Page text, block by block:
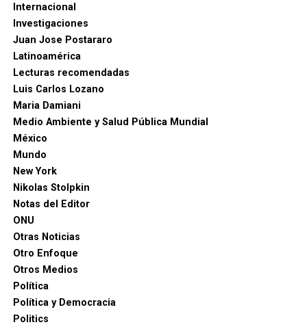
Internacional
Investigaciones
Juan Jose Postararo
Latinoamérica
Lecturas recomendadas
Luis Carlos Lozano
Maria Damiani
Medio Ambiente y Salud Pública Mundial
México
Mundo
New York
Nikolas Stolpkin
Notas del Editor
ONU
Otras Noticias
Otro Enfoque
Otros Medios
Política
Política y Democracia
Politics